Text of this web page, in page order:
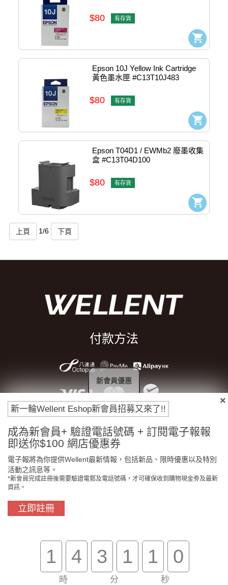
$80 有存貨
Epson 10J Yellow Ink Cartridge
黃色墨水匣 #C13T10J483
$80 有存貨
Epson T04D1 / EWMb2 廢墨收集
盒 #C13T04D100
$80 有存貨
1/6
付款方法
門市免費自取 原裝行貨保證
買滿$800免費送貨
客戶服務
新一輪Wellent Eshop新會員招募又來了!!
成為新會員+ 驗證電話號碼 + 訂閱電子報報
即送你$100 網店優惠券
電子報將為你提供Wellent最新情報，包括新品、限時優惠以及特別
活動之訊息等。
*新會員完成註冊後需要驗證電郵及電話號碼，才可確保收到購物現金劵及最新
資訊。
立即註冊
1 4
時
3 1
分
1 0
秒
新會員優惠